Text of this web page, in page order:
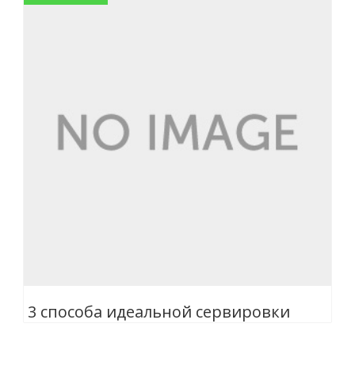
3 cпособа идеальной сервировки